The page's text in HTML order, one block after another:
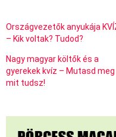
Országvezetők anyukája
– Kik voltak? Tudod?
Nagy magyar költők és a
gyerekek kvíz – Mutasd meg
mit tudsz!